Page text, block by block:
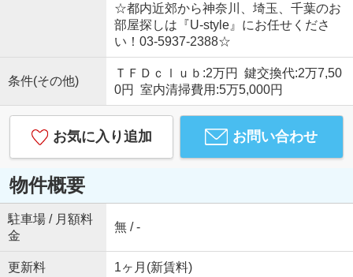
☆都内近郊から神奈川、埼玉、千葉のお
部屋探しは『U-style』にお任せくださ
い！03-5937-2388☆
条件(その他)
ＴＦＤｃｌｕｂ:2万円 鍵交換代:2万7,50
0円 室内清掃費用:5万5,000円
お気に入り追加 お問い合わせ
物件概要
駐車場 / 月額料
金
無 / -
更新料 1ヶ月(新賃料)